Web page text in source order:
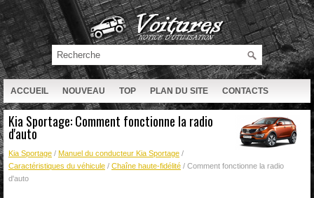
ACCUEIL NOUVEAU TOP PLAN DU SITE CONTACTS
RECHERCHE
Kia Sportage: Comment fonctionne la radio
d'auto
Kia Sportage / Manuel du conducteur Kia Sportage /
Caractéristiques du véhicule / Chaîne haute-fidélité / Comment fonctionne la radio
d'auto